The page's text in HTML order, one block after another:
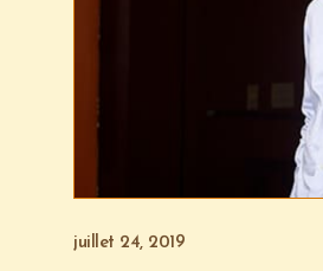
juillet 24, 2019